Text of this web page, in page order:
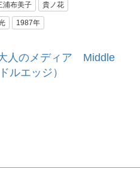
浦布美子 貴ノ花
1987年
人のメディア Middle
ルエッジ）